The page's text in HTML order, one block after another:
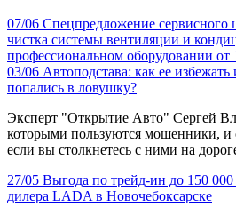
07/06 Спецпредложение сервисного
чистка системы вентиляции и
профессиональном оборудовании от
03/06 Автоподстава: как ее
попались в ловушку?
Эксперт "Открытие Авто" Сергей
которыми пользуются мошенники, и
если вы столкнетесь с ними на
27/05 Выгода по трейд-ин до 150
дилера LADA в Новочебоксарске